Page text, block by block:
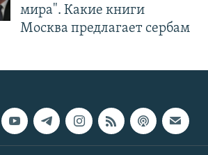
мира". Какие книги
Москва предлагает сербам